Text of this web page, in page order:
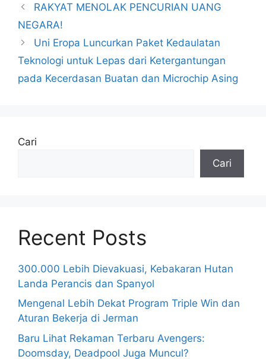
RAKYAT MENOLAK PENCURIAN UANG
NEGARA!
Uni Eropa Luncurkan Paket Kedaulatan
Teknologi untuk Lepas dari Ketergantungan
pada Kecerdasan Buatan dan Microchip Asing
Cari
Cari
Recent Posts
300.000 Lebih Dievakuasi, Kebakaran Hutan
Landa Perancis dan Spanyol
Mengenal Lebih Dekat Program Triple Win dan
Aturan Bekerja di Jerman
Baru Lihat Rekaman Terbaru Avengers:
Doomsday, Deadpool Juga Muncul?